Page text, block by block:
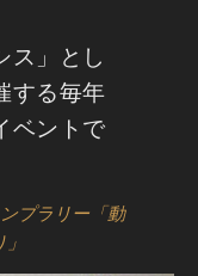
ス」とし
する毎年
ベントで
プラリー「動